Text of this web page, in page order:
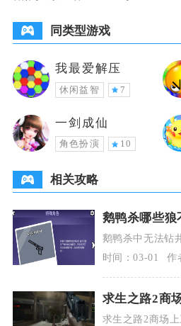
同类型游戏
我最爱解压
休闲益智 7
一剑成仙
角色扮演 10
相关攻略
鹅鸭杀哪些狼
鹅鸭杀中无法钻
有模仿鸭、专业
对鸭、变形鸭和
时间：03-01 作
求生之路2商
求生之路2商场